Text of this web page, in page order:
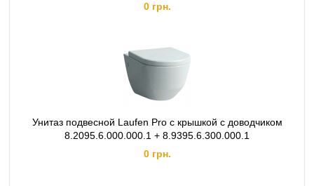
0 грн.
Унитаз подвесной Laufen Pro с крышкой с доводчиком
8.2095.6.000.000.1 + 8.9395.6.300.000.1
0 грн.